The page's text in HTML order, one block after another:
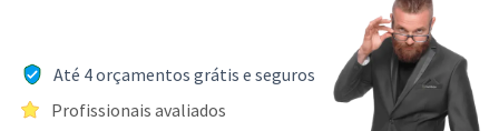
Até 4 orçamentos grátis e seguros
Profissionais avaliados